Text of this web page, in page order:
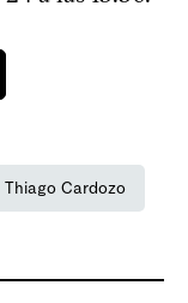
Thiago Cardozo